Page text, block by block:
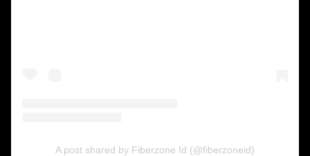
A post shared by Fiberzone Id (@fiberzoneid)